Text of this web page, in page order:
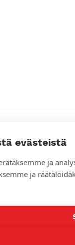
evästeistä
ja
ja